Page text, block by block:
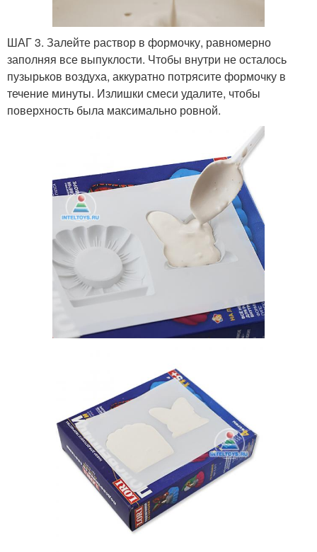
ШАГ 3. Залейте раствор в формочку, равномерно
заполняя все выпуклости. Чтобы внутри не осталось
пузырьков воздуха, аккуратно потрясите формочку в
течение минуты. Излишки смеси удалите, чтобы
поверхность была максимально ровной.